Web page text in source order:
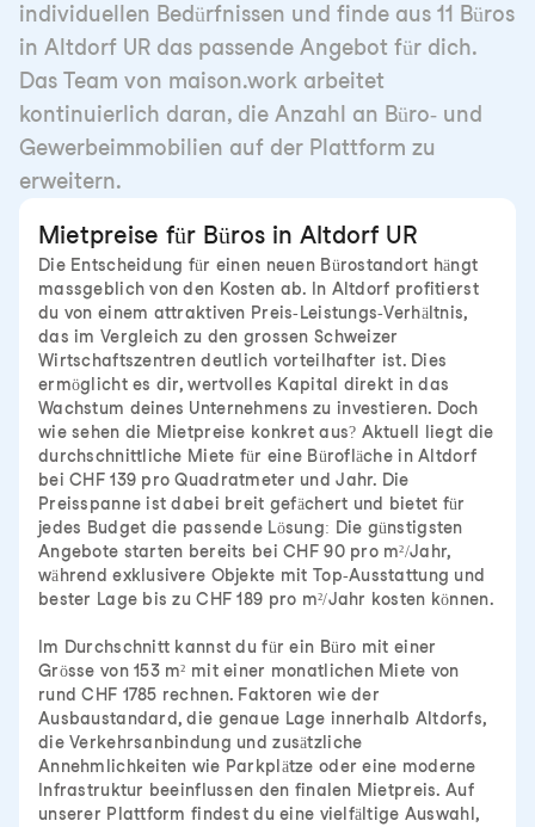
individuellen Bedürfnissen und finde aus 11 Büros
in Altdorf UR das passende Angebot für dich.
Das Team von maison.work arbeitet
kontinuierlich daran, die Anzahl an Büro- und
Gewerbeimmobilien auf der Plattform zu
erweitern.
Mietpreise für Büros in Altdorf UR
Die Entscheidung für einen neuen Bürostandort hängt
massgeblich von den Kosten ab. In Altdorf profitierst
du von einem attraktiven Preis-Leistungs-Verhältnis,
das im Vergleich zu den grossen Schweizer
Wirtschaftszentren deutlich vorteilhafter ist. Dies
ermöglicht es dir, wertvolles Kapital direkt in das
Wachstum deines Unternehmens zu investieren. Doch
wie sehen die Mietpreise konkret aus? Aktuell liegt die
durchschnittliche Miete für eine Bürofläche in Altdorf
bei CHF 139 pro Quadratmeter und Jahr. Die
Preisspanne ist dabei breit gefächert und bietet für
jedes Budget die passende Lösung: Die günstigsten
Angebote starten bereits bei CHF 90 pro m²/Jahr,
während exklusivere Objekte mit Top-Ausstattung und
bester Lage bis zu CHF 189 pro m²/Jahr kosten können.
Im Durchschnitt kannst du für ein Büro mit einer
Grösse von 153 m² mit einer monatlichen Miete von
rund CHF 1785 rechnen. Faktoren wie der
Ausbaustandard, die genaue Lage innerhalb Altdorfs,
die Verkehrsanbindung und zusätzliche
Annehmlichkeiten wie Parkplätze oder eine moderne
Infrastruktur beeinflussen den finalen Mietpreis. Auf
unserer Plattform findest du eine vielfältige Auswahl,